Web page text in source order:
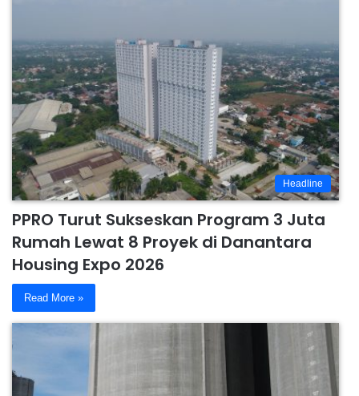
Headline
PPRO Turut Sukseskan Program 3 Juta
Rumah Lewat 8 Proyek di Danantara
Housing Expo 2026
Read More »